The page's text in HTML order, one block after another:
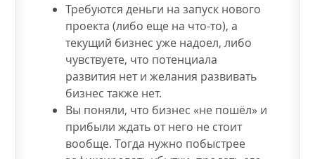
Требуются деньги на запуск нового
проекта (либо еще на что-то), а
текущий бизнес уже надоел, либо
чувствуете, что потенциала
развития нет и желания развивать
бизнес также нет.
Вы поняли, что бизнес «не пошёл» и
прибыли ждать от него не стоит
вообще. Тогда нужно побыстрее